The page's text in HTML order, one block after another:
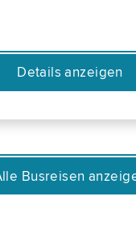
Details anzeigen
Busreisen